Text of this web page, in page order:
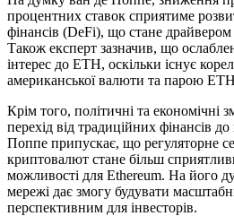
процентних ставок сприятиме
фінансів (DeFi), що стане драйвером
Також експерт зазначив, що
інтерес до ETH, оскільки існує
американської валюти та парою
Крім того, політичні та економічні
перехід від традиційних фінансів
Поппе припускає, що регуляторне
криптовалют стане більш
можливості для Ethereum. На його
мережі дає змогу будувати
перспективним для інвесторів.